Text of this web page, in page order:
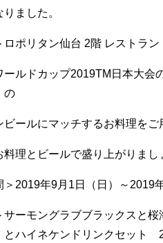
ました。
ロポリタン仙台 2階 レストラン
ールドカップ2019TM日本大会
の
ビールにマッチするお料理をご
料理とビールで盛り上がりまし
＞2019年9月1日（日）～2019
サーモングラブブラックスと
とハイネケンドリンクセット